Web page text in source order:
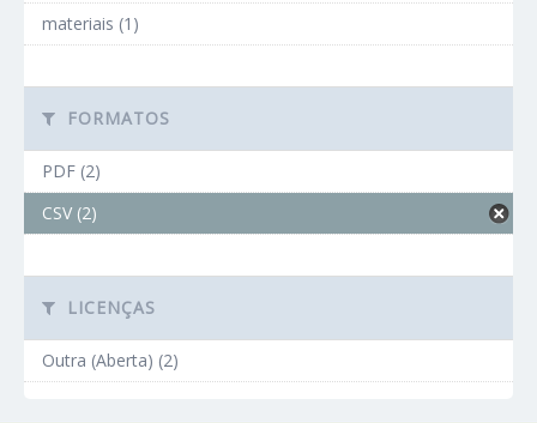
materiais (1)
FORMATOS
PDF (2)
CSV (2)
LICENÇAS
Outra (Aberta) (2)